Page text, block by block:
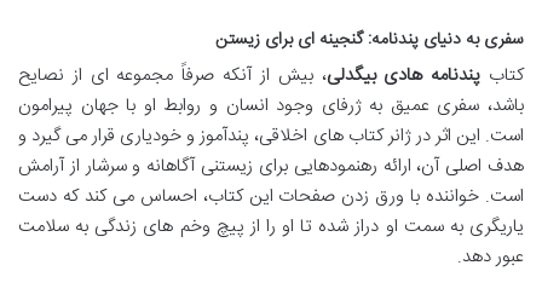
سفری به دنیای پندنامه: گنجینه ای برای زیستن
کتاب پندنامه هادی بیگدلی، بیش از آنکه صرفاً مجموعه ای از نصایح
باشد، سفری عمیق به ژرفای وجود انسان و روابط او با جهان پیرامون
است. این اثر در ژانر کتاب های اخلاقی، پندآموز و خودیاری قرار می گیرد و
هدف اصلی آن، ارائه رهنمودهایی برای زیستنی آگاهانه و سرشار از آرامش
است. خواننده با ورق زدن صفحات این کتاب، احساس می کند که دست
یاریگری به سمت او دراز شده تا او را از پیچ وخم های زندگی به سلامت
عبور دهد.